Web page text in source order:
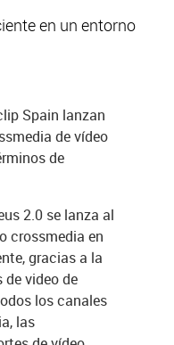
en un entorno
Spain lanzan
de vídeo
de
2.0 se lanza al
crossmedia en
gracias a la
video de
los canales
las